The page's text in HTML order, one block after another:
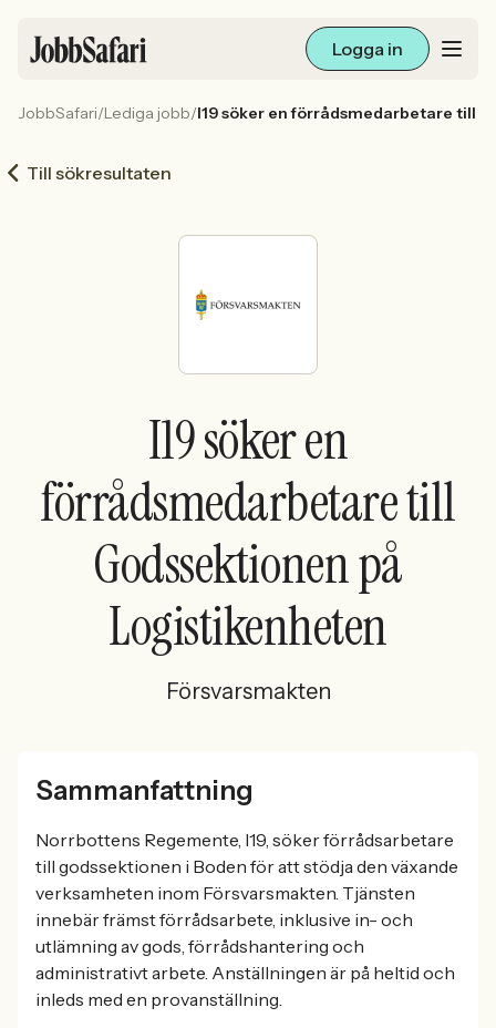
Logga in
Arbetsliv och karriär
För arbetsgivare
Sök med AI
Ny här? Skapa konto
JobbSafari/Lediga jobb/I19 söker en förrådsmedarbetare till
Till sökresultaten
I19 söker en
förrådsmedarbetare till
Godssektionen på
Logistikenheten
Försvarsmakten
Sammanfattning
Norrbottens Regemente, I19, söker förrådsarbetare
till godssektionen i Boden för att stödja den växande
verksamheten inom Försvarsmakten. Tjänsten
innebär främst förrådsarbete, inklusive in- och
utlämning av gods, förrådshantering och
administrativt arbete. Anställningen är på heltid och
inleds med en provanställning.